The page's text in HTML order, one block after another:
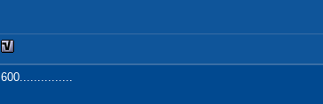
600...............